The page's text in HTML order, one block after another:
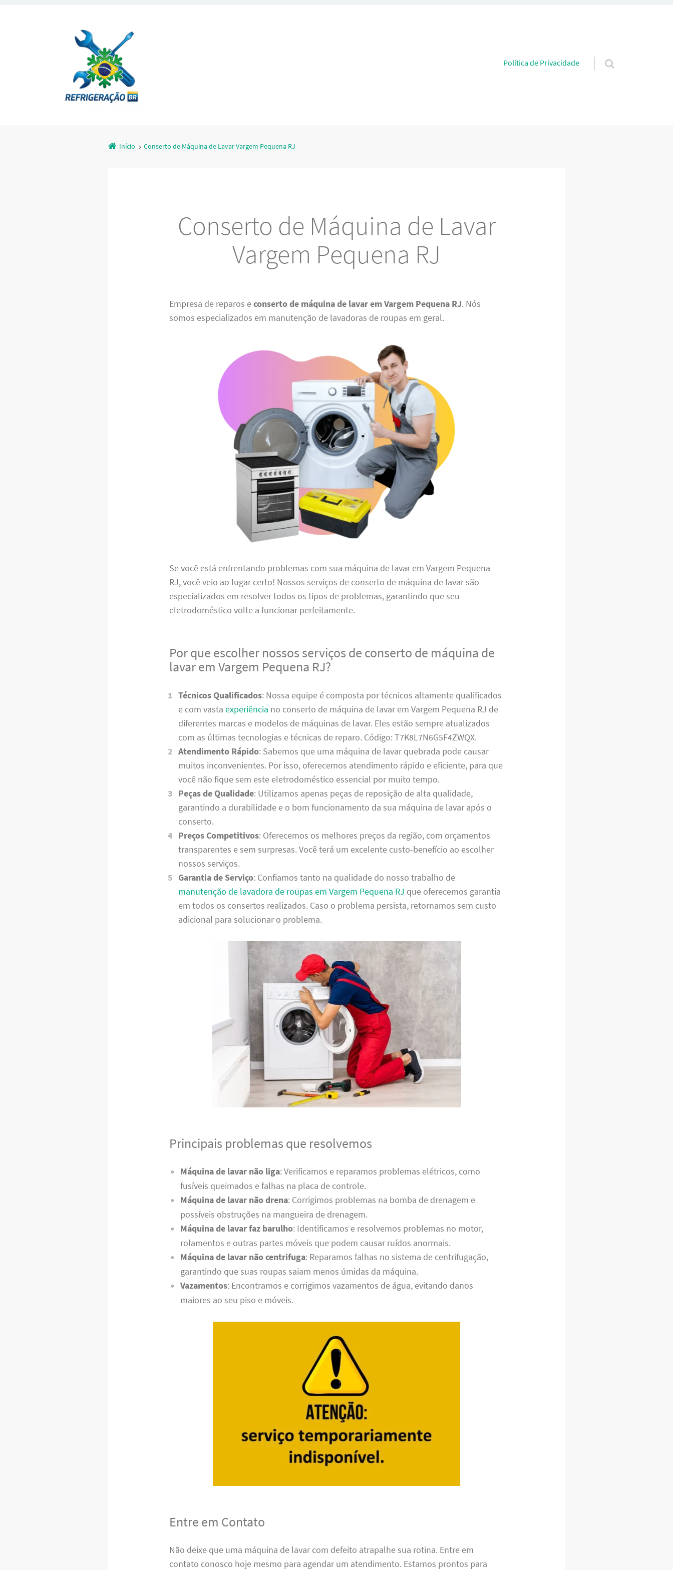
Pular para o conteúdo
Política de Privacidade
Início Conserto de Máquina de Lavar Vargem Pequena RJ
Conserto de Máquina de Lavar
Vargem Pequena RJ
Empresa de reparos econserto de máquina de lavar em Vargem Pequena RJ. Nós
somos especializados em manutenção de lavadoras de roupas em geral.
Se você está enfrentando problemas com sua máquina de lavar em Vargem Pequena
RJ, você veio ao lugar certo! Nossos serviços de conserto de máquina de lavar são
especializados em resolver todos os tipos de problemas, garantindo que seu
eletrodoméstico volte a funcionar perfeitamente.
Por que escolher nossos serviços de conserto de máquina de
lavar em Vargem Pequena RJ?
Técnicos Qualificados: Nossa equipe é composta por técnicos altamente qualificados
e com vastaexperiência no conserto de máquina de lavar em Vargem Pequena RJ de
diferentes marcas e modelos de máquinas de lavar. Eles estão sempre atualizados
com as últimas tecnologias e técnicas de reparo. Código: T7K8L7N6G5F4ZWQX.
Atendimento Rápido: Sabemos que uma máquina de lavar quebrada pode causar
muitos inconvenientes. Por isso, oferecemos atendimento rápido e eficiente, para que
você não fique sem este eletrodoméstico essencial por muito tempo.
Peças de Qualidade: Utilizamos apenas peças de reposição de alta qualidade,
garantindo a durabilidade e o bom funcionamento da sua máquina de lavar após o
conserto.
Preços Competitivos: Oferecemos os melhores preços da região, com orçamentos
transparentes e sem surpresas. Você terá um excelente custo-benefício ao escolher
nossos serviços.
Garantia de Serviço: Confiamos tanto na qualidade do nosso trabalho de
manutenção de lavadora de roupas em Vargem Pequena RJ que oferecemos garantia
em todos os consertos realizados. Caso o problema persista, retornamos sem custo
adicional para solucionar o problema.
Principais problemas que resolvemos
Máquina de lavar não liga: Verificamos e reparamos problemas elétricos, como
fusíveis queimados e falhas na placa de controle.
Máquina de lavar não drena: Corrigimos problemas na bomba de drenagem e
possíveis obstruções na mangueira de drenagem.
Máquina de lavar faz barulho: Identificamos e resolvemos problemas no motor,
rolamentos e outras partes móveis que podem causar ruídos anormais.
Máquina de lavar não centrifuga: Reparamos falhas no sistema de centrifugação,
garantindo que suas roupas saiam menos úmidas da máquina.
Vazamentos: Encontramos e corrigimos vazamentos de água, evitando danos
maiores ao seu piso e móveis.
Entre em Contato
Não deixe que uma máquina de lavar com defeito atrapalhe sua rotina. Entre em
contato conosco hoje mesmo para agendar um atendimento. Estamos prontos para